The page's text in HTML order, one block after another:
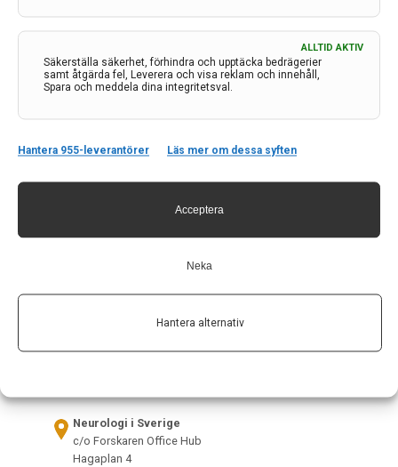
Säkerställa säkerhet, förhindra och upptäcka bedrägerier
samt åtgärda fel, Leverera och visa reklam och innehåll,
Spara och meddela dina integritetsval.
ALLTID AKTIV
Hantera 955-leverantörer Läs mer om dessa syften
Acceptera
Neka
Hantera alternativ
medicinskt mottagande. Några offentligt drivna
vårdcentraler i Region Stockholm har fått utökat
uppdrag att erbjuda anpassade insatser.
Neurologi i Sverige
c/o Forskaren Office Hub
Hagaplan 4